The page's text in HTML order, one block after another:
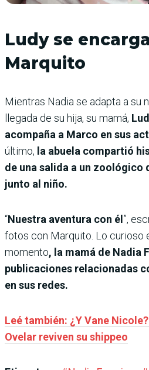
Ludy se
Marquito
Mientras Nadia se adapta a su
llegada de su hija, su mamá,
acompaña a Marco en sus
último, la abuela compartió
de una salida a un zoológico
junto al niño.
“Nuestra aventura con él ”,
fotos con Marquito. Lo curioso
momento, la mamá de Nadia
publicaciones relacionadas
en sus redes.
Leé también: ¿Y Vane
Ovelar reviven su shippeo